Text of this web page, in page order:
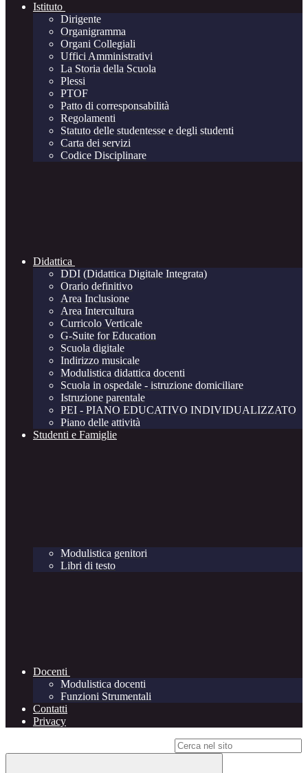
Istituto
Dirigente
Organigramma
Organi Collegiali
Uffici Amministrativi
La Storia della Scuola
Plessi
PTOF
Patto di corresponsabilità
Regolamenti
Statuto delle studentesse e degli studenti
Carta dei servizi
Codice Disciplinare
Didattica
DDI (Didattica Digitale Integrata)
Orario definitivo
Area Inclusione
Area Intercultura
Curricolo Verticale
G-Suite for Education
Scuola digitale
Indirizzo musicale
Modulistica didattica docenti
Scuola in ospedale - istruzione domiciliare
Istruzione parentale
PEI - PIANO EDUCATIVO INDIVIDUALIZZATO
Piano delle attività
Studenti e Famiglie
Modulistica genitori
Libri di testo
Docenti
Modulistica docenti
Funzioni Strumentali
Contatti
Privacy